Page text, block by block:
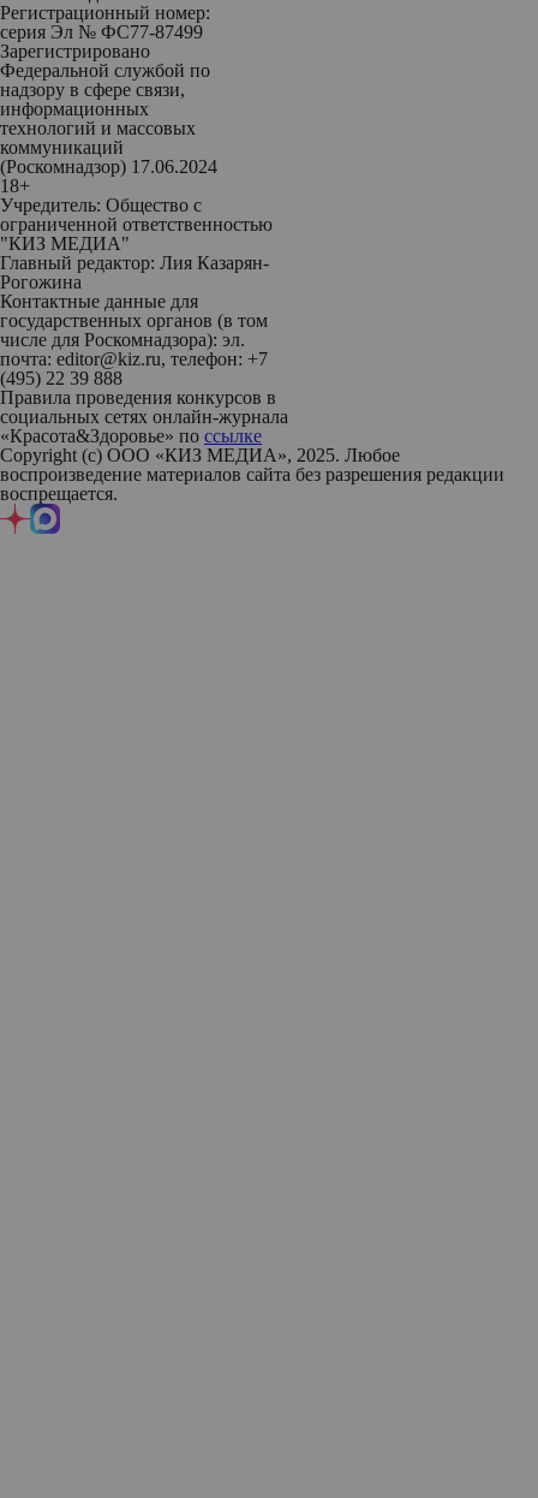
Регистрационный номер:
серия Эл № ФС77-87499
Зарегистрировано
Федеральной службой по
надзору в сфере связи,
информационных
технологий и массовых
коммуникаций
(Роскомнадзор) 17.06.2024
18+
Учредитель: Общество с
ограниченной ответственностью
"КИЗ МЕДИА"
Главный редактор: Лия Казарян-
Рогожина
Контактные данные для
государственных органов (в том
числе для Роскомнадзора): эл.
почта: editor@kiz.ru, телефон: +7
(495) 22 39 888
Правила проведения конкурсов в
социальных сетях онлайн-журнала
«Красота&Здоровье» по ссылке
Copyright (с) ООО «КИЗ МЕДИА», 2025. Любое
воспроизведение материалов сайта без разрешения редакции
воспрещается.